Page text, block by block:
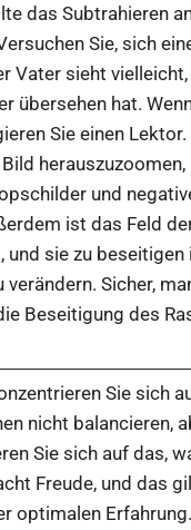
das Subtrahieren
Sie, sich
Vater sieht
übersehen hat.
Sie einen
herauszuzoomen,
und
ist das Feld
und sie zu beseitigen
verändern. Sicher,
Beseitigung des
Sie sich
nicht balancieren,
Sie sich auf das,
Freude, und das
optimalen